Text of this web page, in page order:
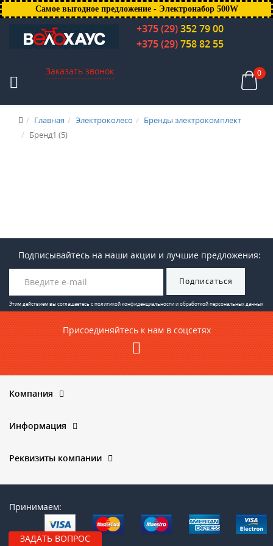
ЗАДАТЬ ВОПРОС
Самое выгодное предложение - Электронабор 500W
+375 (29)352 79 00
+375 (29)758 82 55
Заказать звонок 0
Главная Электроколесо
Бренды электрокомплект
Бренд1 (5)
Подписывайтесь на наши акции и лучшие предложения:
Подписаться
Этим действием вы соглашаетесь сполитикой конфиденциальности и обработкой персональных данных
Присоединяйтесь к нам в соцсетях
Компания
Информация
Реквизиты компании
Принимаем: